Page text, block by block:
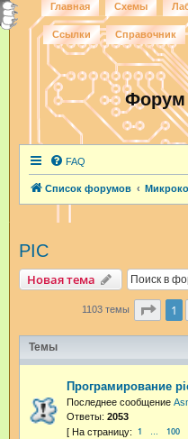
Главная Схемы
Ссылки Справочник
Форум
FAQ
Список форумов
PIC
Новая тема
1103 темы 1
Темы
Програмирование
Последнее сообщение
Ответы: 2053
1 … 100